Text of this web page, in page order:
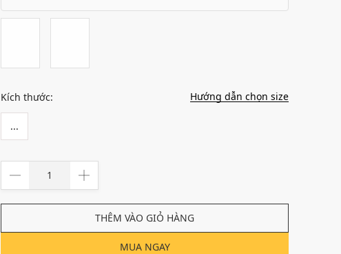
Kích thước: Hướng dẫn chọn size
...
THÊM VÀO GIỎ HÀNG
MUA NGAY